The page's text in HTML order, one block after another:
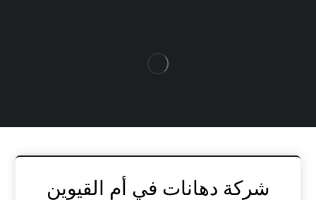
شركة دهانات في أم القيوين